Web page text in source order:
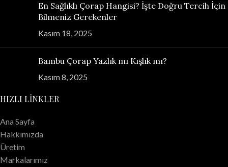
En Sağlıklı Çorap Hangisi? İşte Doğru Tercih İçin
Bilmeniz Gerekenler
Kasım 18, 2025
Bambu Çorap Yazlık mı Kışlık mı?
Kasım 8, 2025
HIZLI LINKLER
Ana Sayfa
Hakkımızda
Üretim
Markalarımız